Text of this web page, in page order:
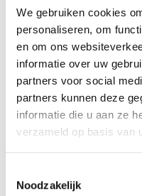
We gebruiken cookies
personaliseren, om
en om ons
informatie over uw
partners voor social
partners kunnen deze
informatie die u aan ze
verzameld op basis van
Noodzakelijk
ontvangt u een
Wij helpen u graag
direct een afspraak
Maak een afspraak
Recente artikelen